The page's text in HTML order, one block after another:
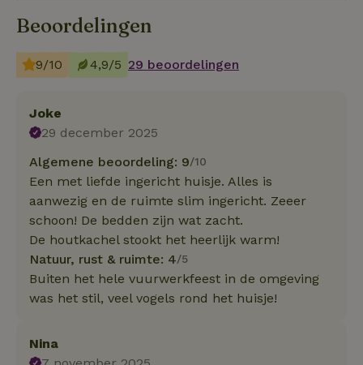
Beoordelingen
9/10 4,9/5 29 beoordelingen
Joke
29 december 2025
Algemene beoordeling: 9/10
Een met liefde ingericht huisje. Alles is
aanwezig en de ruimte slim ingericht. Zeeer
schoon! De bedden zijn wat zacht.
De houtkachel stookt het heerlijk warm!
Natuur, rust & ruimte: 4/5
Buiten het hele vuurwerkfeest in de omgeving
was het stil, veel vogels rond het huisje!
Nina